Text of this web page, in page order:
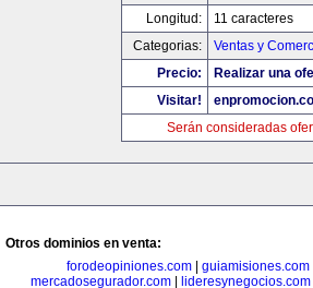
Longitud:
11 caracteres
Categorias:
Ventas y
Precio:
Realizar una
Visitar!
Serán consideradas
Otros dominios en venta:
forodeopiniones.com
guiamisiones.com
mercadosegurador.com
lideresynegocios.com